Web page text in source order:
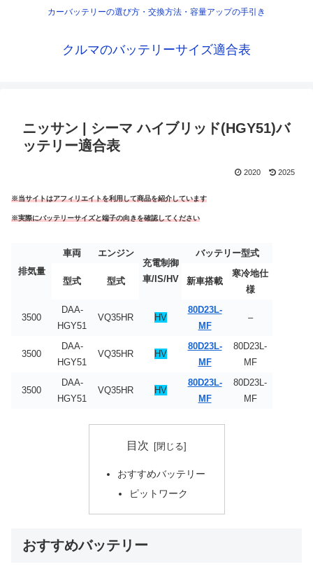
カーバッテリーの選び方・交換方法・容量アップの手引き
クルマのバッテリーサイズ適合表
ニッサン | シーマ ハイブリッド(HGY51)バ
ッテリー適合表
2020 2025
※当サイトはアフィリエイトを利用して商品を紹介しています
※実際にバッテリーサイズと端子の向きを確認してください
排気量
車両
エンジン
充電制御
車/IS/HV
バッテリー型式
型式 型式 新車搭載
寒冷地仕
様
3500
DAA-
HGY51
VQ35HR HV
80D23L-
MF
–
3500
DAA-
HGY51
VQ35HR HV
80D23L-
MF
80D23L-
MF
3500
DAA-
HGY51
VQ35HR HV
80D23L-
MF
80D23L-
MF
目次
おすすめバッテリー
ピットワーク
おすすめバッテリー